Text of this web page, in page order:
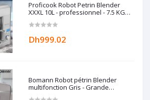
Proficook Robot Petrin Blender
XXXL 10L - professionnel - 7.5 KG
Dh999.02
Bomann Robot pétrin Blender
multifonction Gris - Grande